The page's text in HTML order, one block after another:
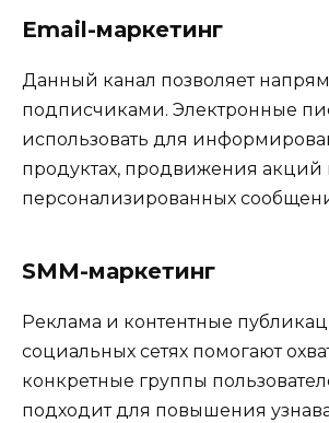
Email-маркетинг
Данный канал позволяет
подписчиками. Электронные
использовать для
продуктах, продвижения акций
персонализированных
SMM-маркетинг
Реклама и контентные
социальных сетях помогают
конкретные группы
подходит для повышения